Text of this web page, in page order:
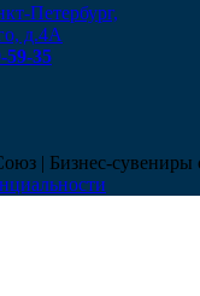
Петербург,
д.4А
59-35
| Бизнес-сувениры